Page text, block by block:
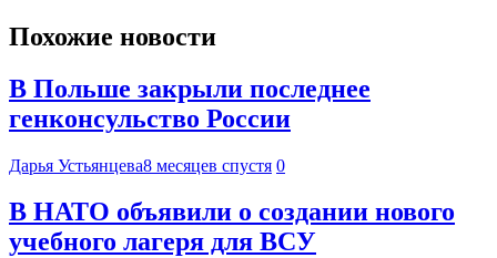
Похожие новости
В Польше закрыли последнее
генконсульство России
Дарья Устьянцева8 месяцев спустя 0
В НАТО объявили о создании нового
учебного лагеря для ВСУ